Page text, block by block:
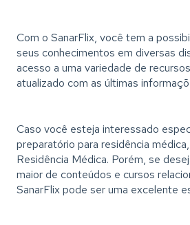
Com o SanarFlix, você tem a
seus conhecimentos em diversas
acesso a uma variedade de
atualizado com as últimas
Caso você esteja interessado
preparatório para residência
Residência Médica. Porém, se
maior de conteúdos e cursos
SanarFlix pode ser uma excelente